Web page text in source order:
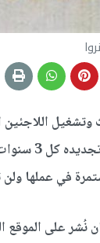
اللاجئين
حسنة، أن
في عملها
على الموقع